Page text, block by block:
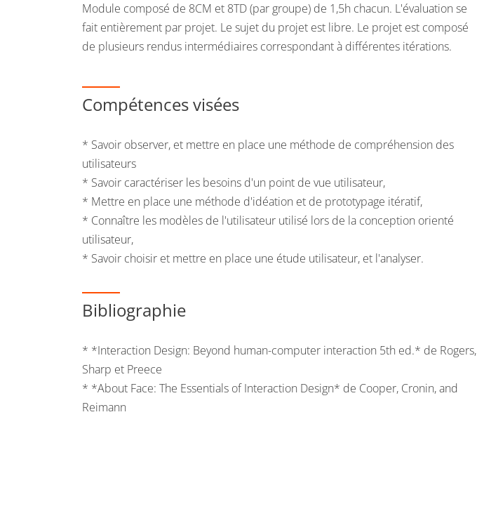
Module composé de 8CM et 8TD (par groupe) de 1,5h chacun. L'évaluation se
fait entièrement par projet. Le sujet du projet est libre. Le projet est composé
de plusieurs rendus intermédiaires correspondant à différentes itérations.
Compétences visées
* Savoir observer, et mettre en place une méthode de compréhension des
utilisateurs
* Savoir caractériser les besoins d'un point de vue utilisateur,
* Mettre en place une méthode d'idéation et de prototypage itératif,
* Connaître les modèles de l'utilisateur utilisé lors de la conception orienté
utilisateur,
* Savoir choisir et mettre en place une étude utilisateur, et l'analyser.
Bibliographie
* *Interaction Design: Beyond human-computer interaction 5th ed.* de Rogers,
Sharp et Preece
* *About Face: The Essentials of Interaction Design* de Cooper, Cronin, and
Reimann